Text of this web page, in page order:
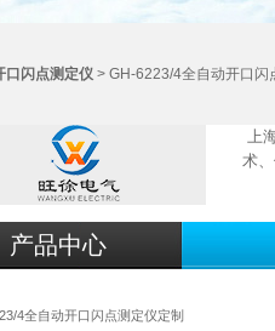
口闪点测定仪 > GH-6223/4全自动开口闪
上
术
产品中心